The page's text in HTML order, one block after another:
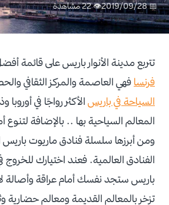
📅 2019/09/28 👁 22 مشاهدة
تتربع مدينة الأنوار باريس على قائمة
فرنسا فهي العاصمة والمركز الثقافي
السياحة في باريس الأكثر رواجًا في
المعالم السياحية بها .. بالإضافة لتنوع
ومن أبرزها سلسلة فنادق ماريوت
الفنادق العالمية. فعند اختيارك للخروج
باريس ستجد نفسك أمام عراقة وأصالة لا
تزخر بالمعالم القديمة ومعالم حضارية